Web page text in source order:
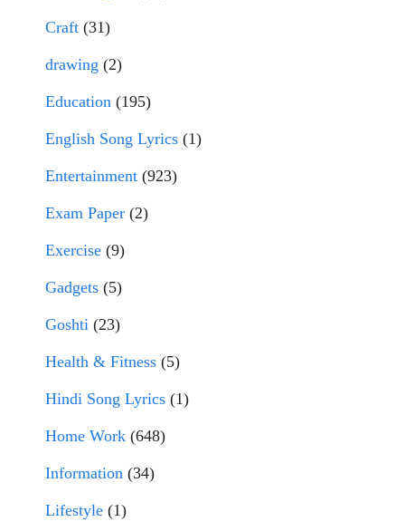
Craft (31)
drawing (2)
Education (195)
English Song Lyrics (1)
Entertainment (923)
Exam Paper (2)
Exercise (9)
Gadgets (5)
Goshti (23)
Health & Fitness (5)
Hindi Song Lyrics (1)
Home Work (648)
Information (34)
Lifestyle (1)